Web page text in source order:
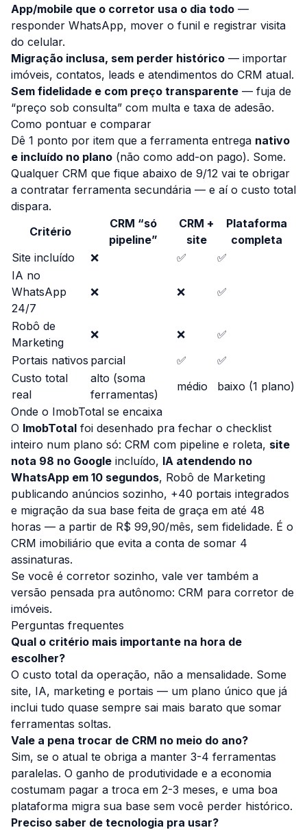
App/mobile que o corretor usa o dia todo —
responder WhatsApp, mover o funil e registrar visita
do celular.
Migração inclusa, sem perder histórico — importar
imóveis, contatos, leads e atendimentos do CRM atual.
Sem fidelidade e com preço transparente — fuja de
“preço sob consulta” com multa e taxa de adesão.
Como pontuar e comparar
Dê 1 ponto por item que a ferramenta entrega nativo
e incluído no plano (não como add-on pago). Some.
Qualquer CRM que fique abaixo de 9/12 vai te obrigar
a contratar ferramenta secundária — e aí o custo total
dispara.
Critério
CRM “só
pipeline”
CRM +
site
Plataforma
completa
Site incluído
❌ ✅
✅
IA no
WhatsApp
24/7
❌ ❌ ✅
Robô de
Marketing
❌ ❌
✅
Portais nativos parcial ✅
✅
Custo total
real
alto (soma
ferramentas)
médio
baixo (1 plano)
Onde o ImobTotal se encaixa
O ImobTotal foi desenhado pra fechar o checklist
inteiro num plano só: CRM com pipeline e roleta, site
nota 98 no Google incluído, IA atendendo no
WhatsApp em 10 segundos, Robô de Marketing
publicando anúncios sozinho, +40 portais integrados
e migração da sua base feita de graça em até 48
horas — a partir de R$ 99,90/mês, sem fidelidade. É o
CRM imobiliário que evita a conta de somar 4
assinaturas.
Se você é corretor sozinho, vale ver também a
versão pensada pra autônomo: CRM para corretor de
imóveis.
Perguntas frequentes
Qual o critério mais importante na hora de
escolher?
O custo total da operação, não a mensalidade. Some
site, IA, marketing e portais — um plano único que já
inclui tudo quase sempre sai mais barato que somar
ferramentas soltas.
Vale a pena trocar de CRM no meio do ano?
Sim, se o atual te obriga a manter 3-4 ferramentas
paralelas. O ganho de produtividade e a economia
costumam pagar a troca em 2-3 meses, e uma boa
plataforma migra sua base sem você perder histórico.
Preciso saber de tecnologia pra usar?